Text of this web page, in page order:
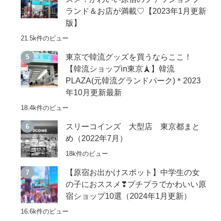
ランド＆お店が満載♡【2023年1月更新
版】
21.5k件のビュー
東京で韓流グッズを買うならここ！
【韓流ショップin東京🗼】韓流
PLAZA(元韓流グランドパーク)＊2023
年10月更新最新
18.4k件のビュー
スリーコインズ 大型店 東京都まと
め（2022年7月）
18k件のビュー
【原宿お出かけスポット】中学生の女
の子におススメ❣プチプラでかわいい原
宿ショップ10選（2024年1月更新）
16.6k件のビュー